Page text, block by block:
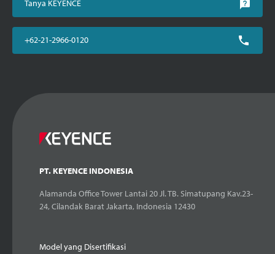
Tanya KEYENCE
+62-21-2966-0120
PT. KEYENCE INDONESIA
Alamanda Office Tower Lantai 20 Jl. TB. Simatupang Kav.23-
24, Cilandak Barat Jakarta, Indonesia 12430
Model yang Disertifikasi